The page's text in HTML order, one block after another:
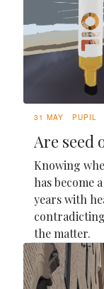
31 MAY PUPIL
Are seed
Knowing
has become
years with
the matter.